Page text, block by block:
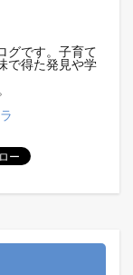
グです。子育て
で得た発見や学